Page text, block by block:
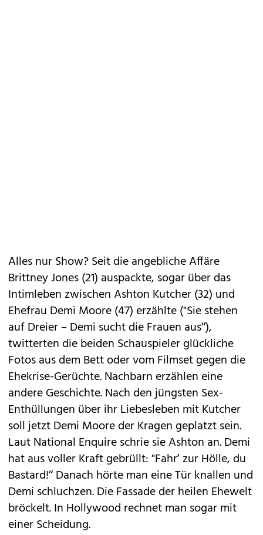
Alles nur Show? Seit die angeblicheAffäre
Brittney Jones (21) auspackte, sogar über das
Intimlebenzwischen Ashton Kutcher (32) und
Ehefrau Demi Moore (47) erzählte ("Sie stehen
auf Dreier – Demi sucht die Frauen aus“),
twitterten die beiden Schauspieler glückliche
Fotos aus dem Bett oder vom Filmset gegen die
Ehekrise-Gerüchte. Nachbarn erzählen eine
andere Geschichte. Nach den jüngsten Sex-
Enthüllungen über ihr Liebesleben mit Kutcher
soll jetzt Demi Moore der Kragen geplatzt sein.
Laut National Enquire schrie sie Ashton an. Demi
hat aus voller Kraft gebrüllt: "Fahr’ zur Hölle, du
Bastard!“ Danach hörte man eine Tür knallen und
Demi schluchzen. Die Fassade der heilen Ehewelt
bröckelt. In Hollywood rechnet man sogar mit
einer Scheidung.